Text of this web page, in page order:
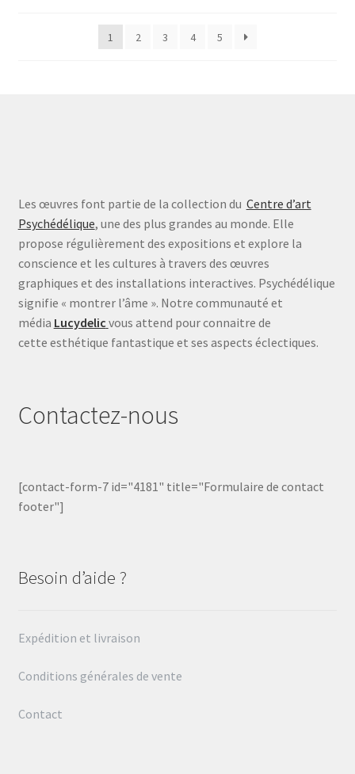
croissant
1 2 3 4 5
Les œuvres font partie de la collection du Centre d’art
Psychédélique, une des plus grandes au monde. Elle
propose régulièrement des expositions et explore la
conscience et les cultures à travers des œuvres
graphiques et des installations interactives. Psychédélique
signifie « montrer l’âme ». Notre communauté et
média Lucydelic vous attend pour connaitre de
cette esthétique fantastique et ses aspects éclectiques.
Contactez-nous
[contact-form-7 id="4181" title="Formulaire de contact
footer"]
Besoin d’aide ?
Expédition et livraison
Conditions générales de vente
Contact